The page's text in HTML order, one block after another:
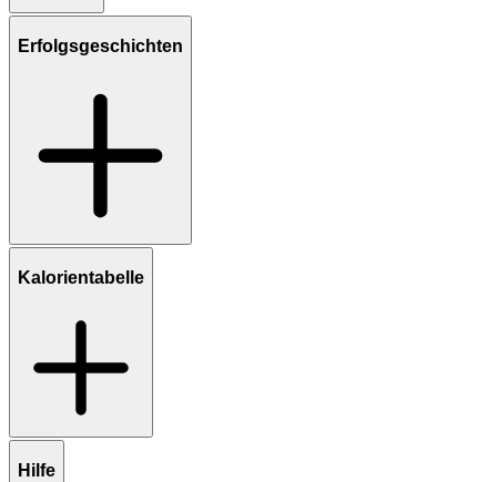
Erfolgsgeschichten
Kalorientabelle
Hilfe